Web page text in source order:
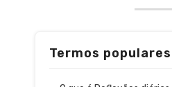
Termos populares